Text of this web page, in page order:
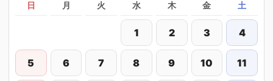
日 月 火 水 木 金 土
1 2 3 4
5 6 7 8 9 10 11